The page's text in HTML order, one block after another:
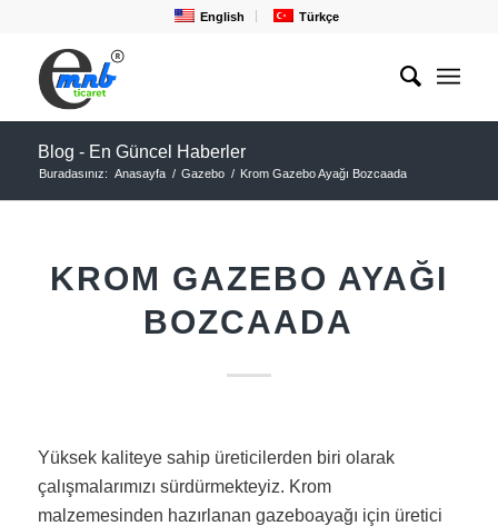
English Türkçe
Blog - En Güncel Haberler
Buradasınız: Anasayfa / Gazebo / Krom Gazebo Ayağı Bozcaada
KROM GAZEBO AYAĞI
BOZCAADA
Yüksek kaliteye sahip üreticilerden biri olarak
çalışmalarımızı sürdürmekteyiz. Krom
malzemesinden hazırlanan gazeboayağı için üretici